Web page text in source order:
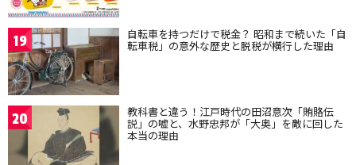
19 自転車を持つだけで税金？ 昭和まで続いた「自
転車税」の意外な歴史と脱税が横行した理由
20 教科書と違う！江戸時代の田沼意次「賄賂伝
説」の嘘と、水野忠邦が「大奥」を敵に回した
本当の理由